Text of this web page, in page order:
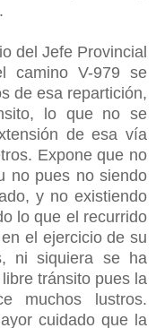
del Jefe Provincial
camino V-979 se
de esa repartición,
lo que no se
de esa vía
Expone que no
no pues no siendo
y no existiendo
lo que el recurrido
el ejercicio de su
ni siquiera se ha
tránsito pues la
muchos lustros.
cuidado que la